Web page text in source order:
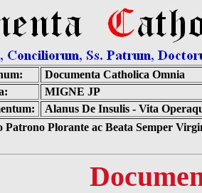
Documenta Catholica Omnia
MIGNE JP
Alanus De Insulis - Vita
Patrono Plorante ac Beata Semper